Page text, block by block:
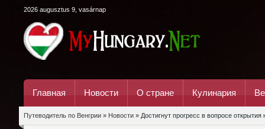
2026 augusztus 9, vasárnap
Главная Новости О стране Кулинария
Путеводитель по Венгрии » Новости » Достигнут прогресс в вопросе открытия